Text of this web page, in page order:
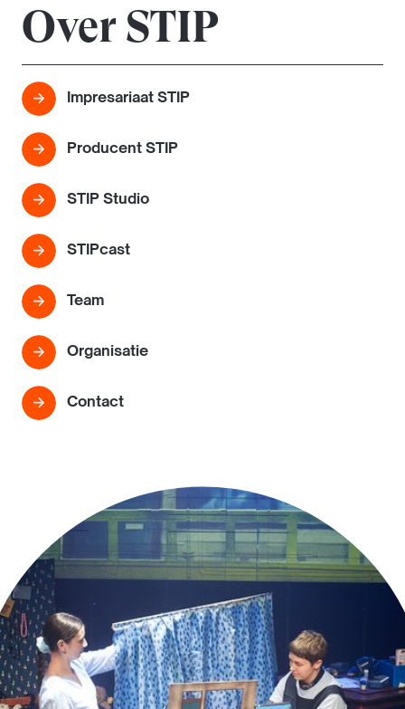
Over STIP
Impresariaat STIP
Producent STIP
STIP Studio
STIPcast
Team
Organisatie
Contact